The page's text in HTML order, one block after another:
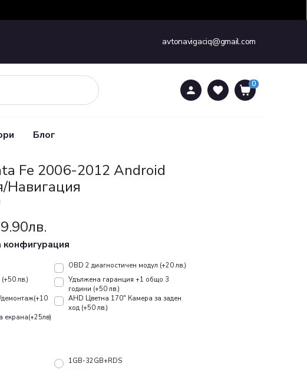
avtonavigaciq@gmail.com
0
0
Блог
Fe 2006-2012 Аndroid
Навигация
конфигурация
OBD 2 диагностичен модул (+20 лв.)
лв.)
Удължена гаранция +1 общо 3
години (+50 лв.)
демонтаж(+10
AHD Цветна 170" Камера за заден
ход (+50 лв.)
екрана(+25лв)
1GB-32GB+RDS